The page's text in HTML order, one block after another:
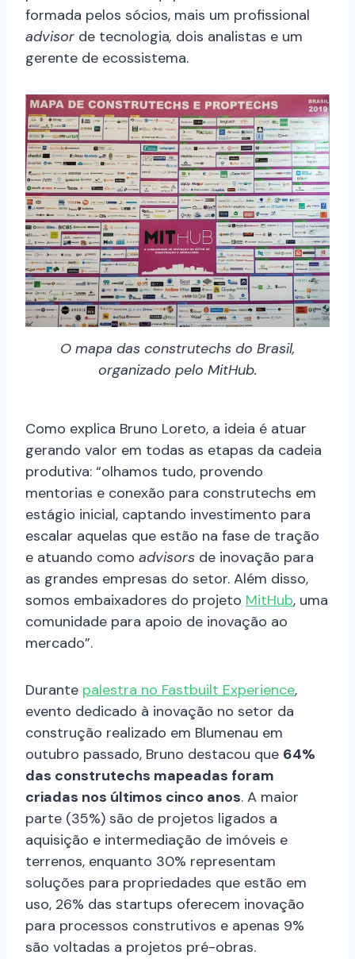
formada pelos sócios, mais um profissional
advisor de tecnologia, dois analistas e um
gerente de ecossistema.
O mapa das construtechs do Brasil,
organizado pelo MitHub.
Como explica Bruno Loreto, a ideia é atuar
gerando valor em todas as etapas da cadeia
produtiva: “olhamos tudo, provendo
mentorias e conexão para construtechs em
estágio inicial, captando investimento para
escalar aquelas que estão na fase de tração
e atuando como advisors de inovação para
as grandes empresas do setor. Além disso,
somos embaixadores do projeto MitHub, uma
comunidade para apoio de inovação ao
mercado”.
Durante palestra no Fastbuilt Experience,
evento dedicado à inovação no setor da
construção realizado em Blumenau em
outubro passado, Bruno destacou que 64%
das construtechs mapeadas foram
criadas nos últimos cinco anos. A maior
parte (35%) são de projetos ligados a
aquisição e intermediação de imóveis e
terrenos, enquanto 30% representam
soluções para propriedades que estão em
uso, 26% das startups oferecem inovação
para processos construtivos e apenas 9%
são voltadas a projetos pré-obras.